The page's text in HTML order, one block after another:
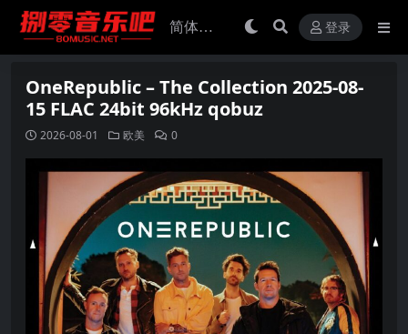
登录
OneRepublic – The Collection 2025-08-
15 FLAC 24bit 96kHz qobuz
2026-08-01 欧美 0